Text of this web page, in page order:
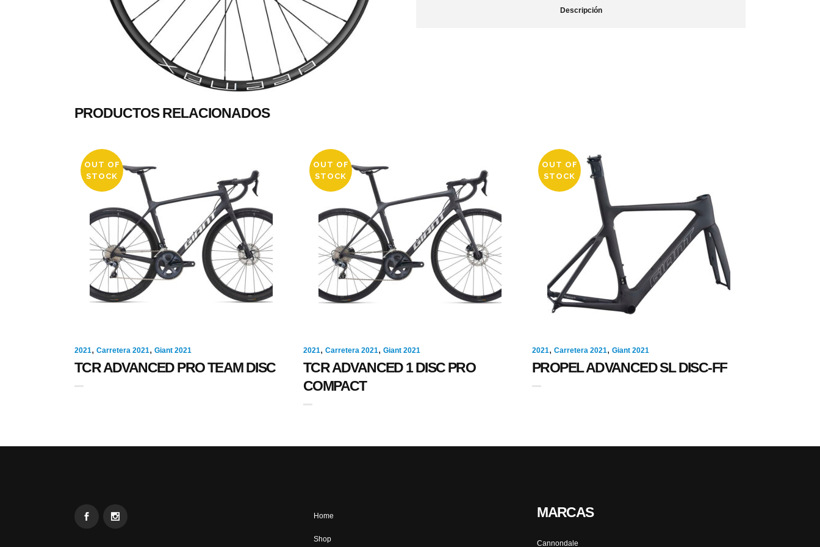
Descripción
PRODUCTOS RELACIONADOS
OUT OF
STOCK
2021, Carretera 2021, Giant 2021
TCR ADVANCED PRO TEAM DISC
OUT OF
STOCK
2021, Carretera 2021, Giant 2021
TCR ADVANCED 1 DISC PRO
COMPACT
OUT OF
STOCK
2021, Carretera 2021, Giant 2021
PROPEL ADVANCED SL DISC-FF
Home
Shop
MARCAS
Cannondale